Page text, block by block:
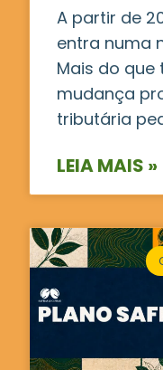
A partir de
entra numa
Mais do
mudança
tributária
LEIA MAIS »